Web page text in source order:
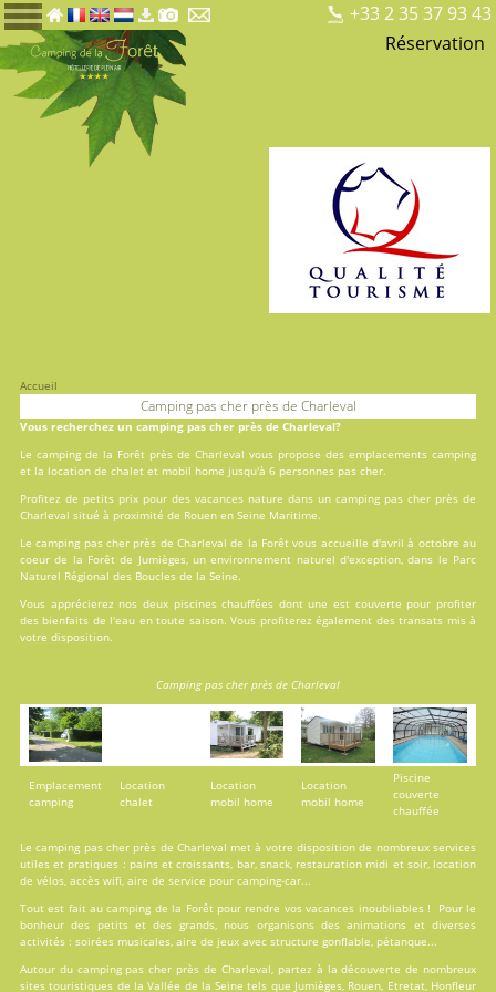
+33 2 35 37 93 43
Réservation
Accueil
Camping pas cher près de Charleval
Vous recherchez un camping pas cher près de Charleval?
Le camping de la Forêt près de Charleval vous propose desemplacements camping
et la locationde chalet et mobil home jusqu'à 6 personnes pas cher.
Profitez de petits prix pour des vacances nature dans un camping pas cher près de
Charleval situé à proximité de Rouen en Seine Maritime.
Le camping pas cher près de Charleval de la Forêt vous accueille d'avril à octobre au
coeur de la Forêt de Jumièges, un environnement naturel d'exception, dans le Parc
Naturel Régional des Boucles de la Seine.
Vous apprécierez nos deux piscineschauffées dont une est couverte pour profiter
des bienfaits de l'eau en toute saison. Vous profiterez également des transats mis à
votre disposition.
Camping pas cher près de Charleval
Emplacement
camping
Location
chalet
Location
mobil home
Location
mobil home
Piscine
couverte
chauffée
Le camping pas cher près de Charleval met à votre disposition de nombreux services
utiles et pratiques : pains et croissants, bar, snack, restauration midi et soir, location
de vélos, accès wifi, aire de service pour camping-car...
Tout est fait aucamping de la Forêtpour rendre vos vacances inoubliables ! Pour le
bonheur des petits et des grands, nous organisons des animations et diverses
activités : soirées musicales, aire de jeux avec structure gonflable, pétanque...
Autour du camping pas cher près de Charleval, partez à la découverte de nombreux
sites touristiques de la Vallée de la Seine tels que Jumièges, Rouen, Etretat, Honfleur